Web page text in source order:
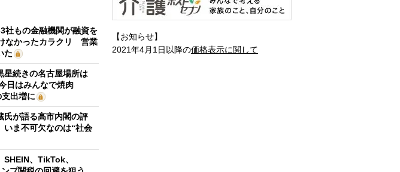
社もの金融機関が融資を
なかったカラクリ 営業
た
星続きの名古屋場所は
日はみんなで焼肉
出増に
氏が語る高市内閣の評
ま不可欠なのは“社会
、TikTok、
【お知らせ】
2021年4月1日以降の価格表示に関して